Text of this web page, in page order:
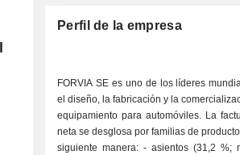
Perfil de la empresa
FORVIA SE es uno de los líderes
el diseño, la fabricación y la
equipamiento para automóviles. La
neta se desglosa por familias de
siguiente manera: - asientos (31,2 %; n.º 1 a